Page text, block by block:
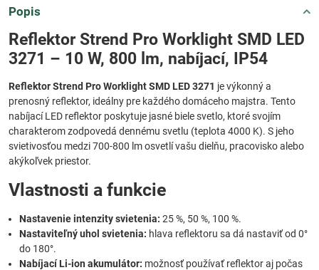
Popis
Reflektor Strend Pro Worklight SMD LED
3271 – 10 W, 800 lm, nabíjací, IP54
Reflektor Strend Pro Worklight SMD LED 3271 je výkonný a
prenosný reflektor, ideálny pre každého domáceho majstra. Tento
nabíjací LED reflektor poskytuje jasné biele svetlo, ktoré svojím
charakterom zodpovedá dennému svetlu (teplota 4000 K). S jeho
svietivosťou medzi 700-800 lm osvetlí vašu dielňu, pracovisko alebo
akýkoľvek priestor.
Vlastnosti a funkcie
Nastavenie intenzity svietenia: 25 %, 50 %, 100 %.
Nastaviteľný uhol svietenia: hlava reflektoru sa dá nastaviť od 0°
do 180°.
Nabíjací Li-ion akumulátor: možnosť používať reflektor aj počas